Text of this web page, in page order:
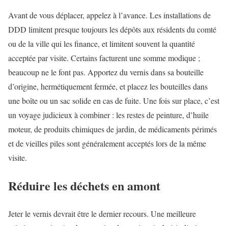
Avant de vous déplacer, appelez à l’avance. Les installations de
DDD limitent presque toujours les dépôts aux résidents du comté
ou de la ville qui les finance, et limitent souvent la quantité
acceptée par visite. Certains facturent une somme modique ;
beaucoup ne le font pas. Apportez du vernis dans sa bouteille
d’origine, hermétiquement fermée, et placez les bouteilles dans
une boîte ou un sac solide en cas de fuite. Une fois sur place, c’est
un voyage judicieux à combiner : les restes de peinture, d’huile
moteur, de produits chimiques de jardin, de médicaments périmés
et de vieilles piles sont généralement acceptés lors de la même
visite.
Réduire les déchets en amont
Jeter le vernis devrait être le dernier recours. Une meilleure